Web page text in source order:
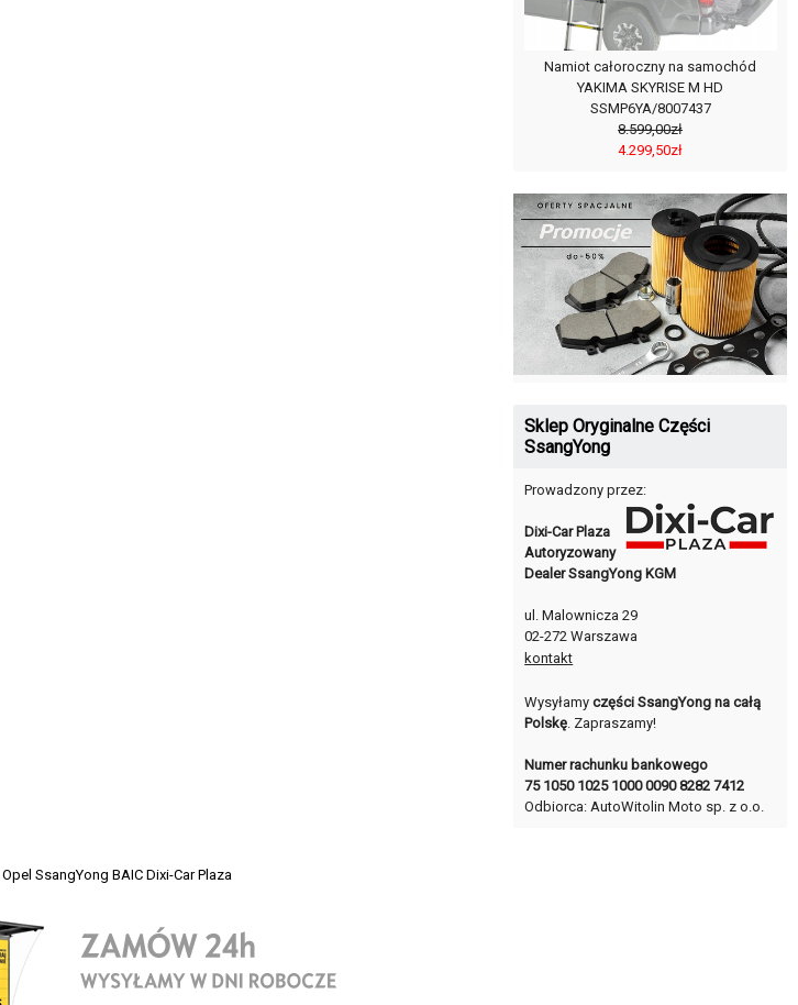
Namiot całoroczny na samochód
YAKIMA SKYRISE M HD
SSMP6YA/8007437
8.599,00zł
4.299,50zł
Sklep Oryginalne Części
SsangYong
Prowadzony przez:
Dixi-Car Plaza
Autoryzowany
Dealer SsangYong KGM
ul. Malownicza 29
02-272 Warszawa
kontakt
Wysyłamyczęści SsangYong na całą
Polskę. Zapraszamy!
Numer rachunku bankowego
75 1050 1025 1000 0090 8282 7412
Odbiorca: AutoWitolin Moto sp. z o.o.
Opel SsangYong BAIC Dixi-Car Plaza